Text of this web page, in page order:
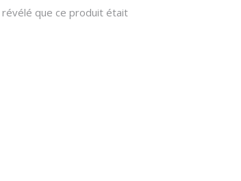
révélé que ce produit était